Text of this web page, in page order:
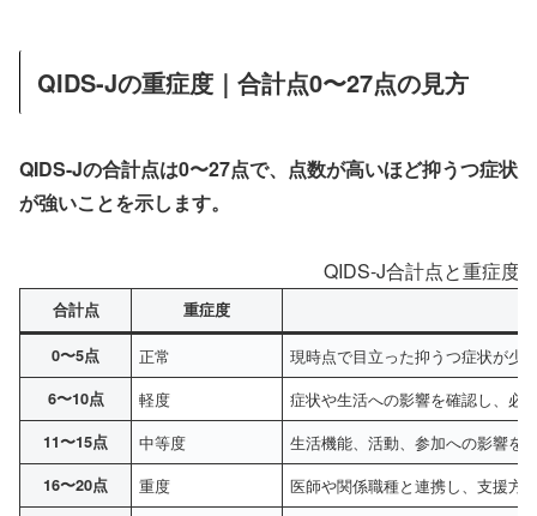
QIDS-Jの重症度｜合計点0〜27点の見方
QIDS-Jの合計点は0〜27点で、点数が高いほど抑うつ症状
が強いことを示します。
QIDS-J合計点と重症度
合計点 重症度
0〜5点 正常 現時点で目立った抑うつ症状が少
6〜10点 軽度 症状や生活への影響を確認し、必
11〜15点 中等度 生活機能、活動、参加への影響を
16〜20点 重度 医師や関係職種と連携し、支援方